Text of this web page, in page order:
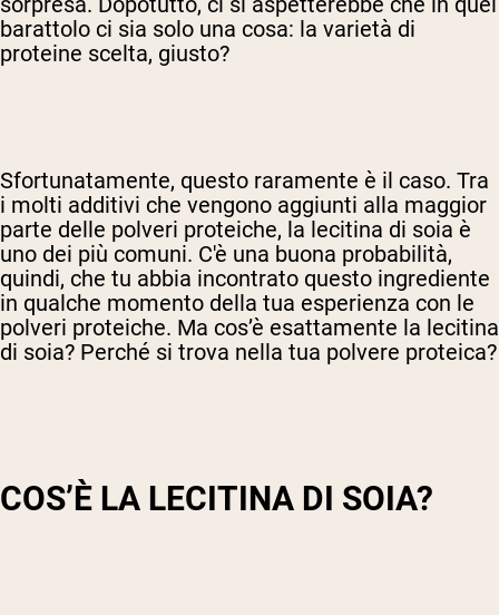
barattolo ci sia solo una cosa: la varietà di
proteine scelta, giusto?
Sfortunatamente, questo raramente è il caso. Tra
i molti additivi che vengono aggiunti alla maggior
parte delle polveri proteiche, la lecitina di soia è
uno dei più comuni. C'è una buona probabilità,
quindi, che tu abbia incontrato questo ingrediente
in qualche momento della tua esperienza con le
polveri proteiche. Ma cos’è esattamente la lecitina
di soia? Perché si trova nella tua polvere proteica?
COS’È LA LECITINA DI SOIA?